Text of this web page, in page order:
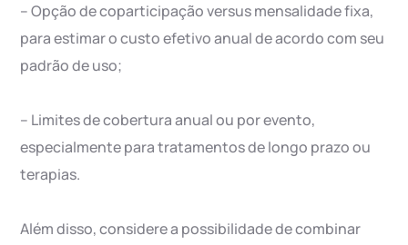
– Opção de coparticipação versus mensalidade fixa,
para estimar o custo efetivo anual de acordo com seu
padrão de uso;
– Limites de cobertura anual ou por evento,
especialmente para tratamentos de longo prazo ou
terapias.
Além disso, considere a possibilidade de combinar